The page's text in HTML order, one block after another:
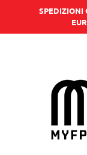
SPEDIZIONI